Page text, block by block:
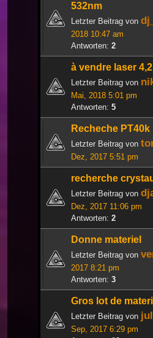
532nm
Letzter Beitrag von
2018 10:47 am
Antworten: 2
à vendre laser
Letzter Beitrag von
Mai, 2018 5:01 pm
Antworten: 5
Recheche PT40k
Letzter Beitrag von
Dez, 2017 5:51 pm
recherche
Letzter Beitrag von
Dez, 2017 11:06 pm
Antworten: 2
Donne materiel
Letzter Beitrag von
2017 8:21 pm
Antworten: 3
Gros lot de
Letzter Beitrag von
Sep, 2017 6:29 pm